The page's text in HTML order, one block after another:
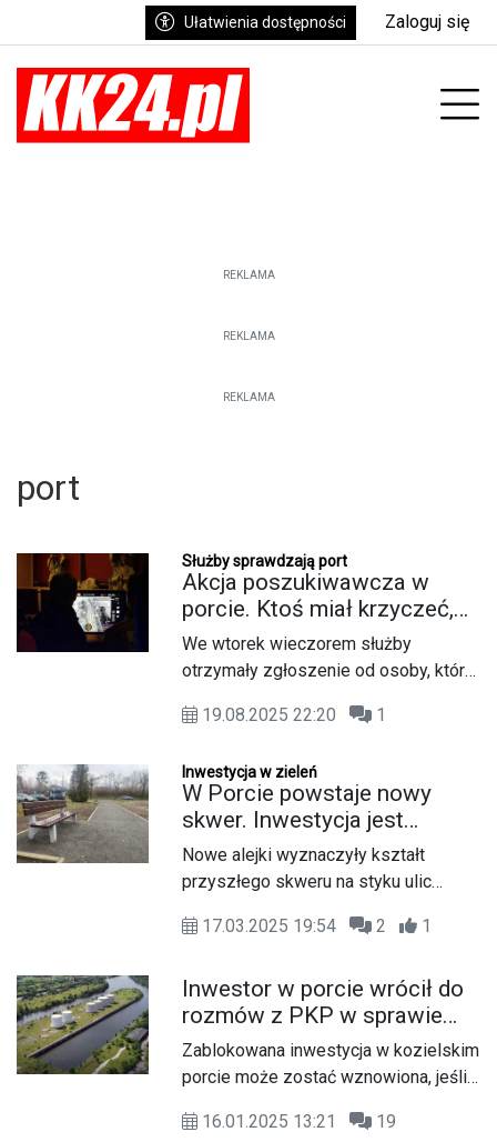
Ułatwienia dostępności Zaloguj się
REKLAMA
REKLAMA
REKLAMA
port
Służby sprawdzają port
Akcja poszukiwawcza w
porcie. Ktoś miał krzyczeć,
że potrzebuje pomocy.
Służby przeczesują teren
We wtorek wieczorem służby
otrzymały zgłoszenie od osoby, która
dobiegające od strony basenów
19.08.2025 22:20 1
Inwestycja w zieleń
W Porcie powstaje nowy
skwer. Inwestycja jest
prowadzona etapowo,
pierwszy właśnie został
zakończony
Nowe alejki wyznaczyły kształt
przyszłego skweru na styku ulic
ścieżkami pojawiły się również
inwestycja nakreśliła wygląd
zaprojektowanego zieleńca.
17.03.2025 19:54 2 1
Inwestor w porcie wrócił do
rozmów z PKP w sprawie
podłączenia do linii
kolejowej. Możliwe
wznowienie budowy
terminala
Zablokowana inwestycja w kozielskim
porcie może zostać wznowiona, jeśli
Polskimi Kolejami Państwowymi w
16.01.2025 13:21 19